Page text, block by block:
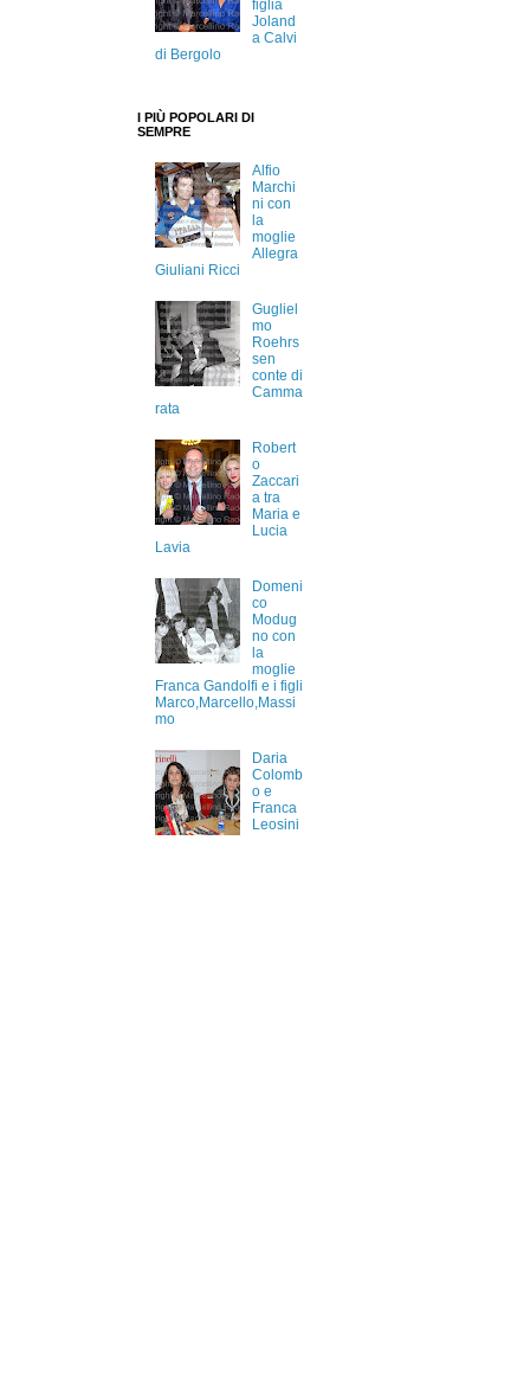
figlia
Joland
a Calvi
di Bergolo
I PIÙ POPOLARI DI
SEMPRE
Alfio
Marchi
ni con
la
moglie
Allegra
Giuliani Ricci
Gugliel
mo
Roehrs
sen
conte di
Camma
rata
Robert
o
Zaccari
a tra
Maria e
Lucia
Lavia
Domeni
co
Modug
no con
la
moglie
Franca Gandolfi e i figli
Marco,Marcello,Massi
mo
Daria
Colomb
o e
Franca
Leosini